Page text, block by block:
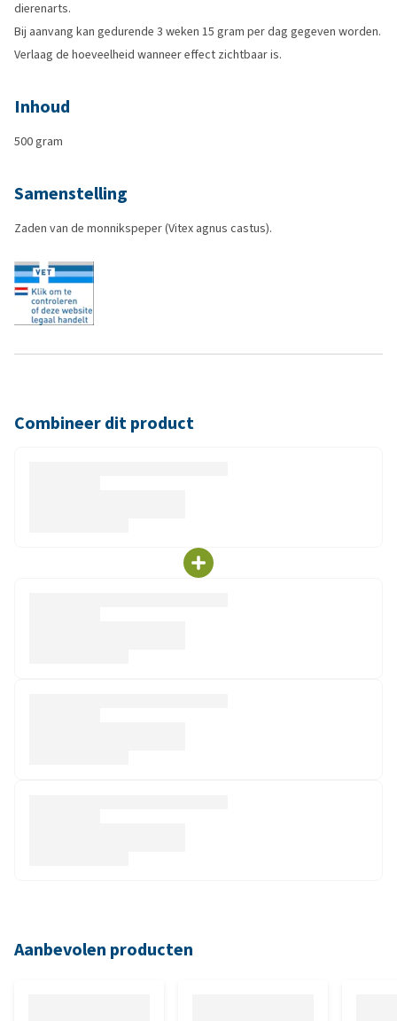
dierenarts.
Bij aanvang kan gedurende 3 weken 15 gram per dag gegeven worden.
Verlaag de hoeveelheid wanneer effect zichtbaar is.
Inhoud
500 gram
Samenstelling
Zaden van de monnikspeper (Vitex agnus castus).
Combineer dit product
Aanbevolen producten